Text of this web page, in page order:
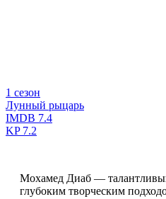
1 сезон
Лунный рыцарь
IMDB 7.4
KP7.2
Мохамед Диаб —
глубоким творческим